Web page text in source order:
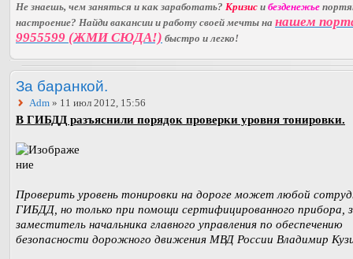
Не знаешь, чем заняться и как заработать? Кризис и безденежье
настроение? Найди вакансии и работу своей мечты на нашем
9955599 (ЖМИ СЮДА!) быстро и легко!
За баранкой.
Adm » 11 июл 2012, 15:56
В ГИБДД разъяснили порядок проверки уровня тонировки.
Проверить уровень тонировки на дороге может любой
ГИБДД, но только при помощи сертифицированного прибора,
заместитель начальника главного управления по обеспечению
безопасности дорожного движения МВД России Владимир